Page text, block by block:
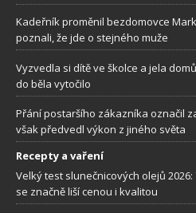
Kadeřník proměnil bezdomovce
poznali, že jde o stejného muže
Vyzvedla si dítě ve školce a jela
do běla vytočilo
Přání postaršího zákazníka označil
však předvedl výkon z jiného světa
Recepty a vaření
Velký test slunečnicových olejů
se značně liší cenou i kvalitou